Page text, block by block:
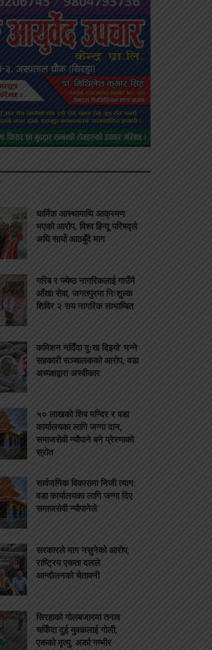
धार्मिक आस्थामाथि आक्रमण
भएको आरोप, विश्व हिन्दू परिषद्ले
अघि सार्यो आठबुँदे माग
गरिब र ज्येष्ठ नागरिकलाई गाउँमै
आँखा सेवा, जगतपुरमा निःशुल्क
शिविर २ सय नागरिक लाभाम्बित
कमिशन नदिँदा दुःख दिइयो’ भन्ने
सहकारी सञ्चालकको आरोप, वडा
अध्यक्षद्वारा अस्वीकार
५० लाखको शिव मन्दिर र वडा
कार्यालयका लागि जग्गा दान,
समाजसेवी न्यौपाने बने प्रेरणाको
स्रोत
सार्वजनिक विकासमा निजी त्याग:
वडा कार्यालयका लागि जग्गा दिए
समाजसेवी न्यौपानेले
सरकारले माग नसुनेको आरोप,
राष्ट्रिय एकता दलले
आन्दोलनको चेतावनी
सिरहाको गोलबजारमा तनाव
चर्किँदा दुई युवकलाई गोली,
एकको मृत्यु, अर्का गम्भीर